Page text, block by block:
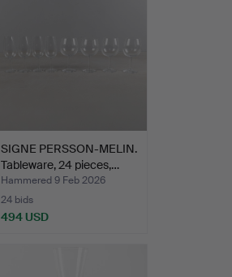
SIGNE PERSSON-MELIN.
Tableware, 24 pieces,…
Hammered 9 Feb 2026
24 bids
494 USD